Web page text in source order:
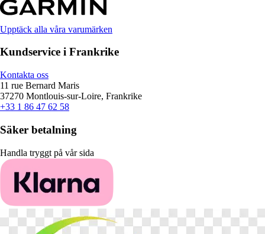
Upptäck alla våra varumärken
Kundservice i Frankrike
Kontakta oss
11 rue Bernard Maris
37270 Montlouis-sur-Loire, Frankrike
+33 1 86 47 62 58
Säker betalning
Handla tryggt på vår sida